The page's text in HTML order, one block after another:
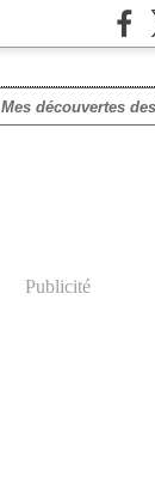
Mes découvertes
Publicité